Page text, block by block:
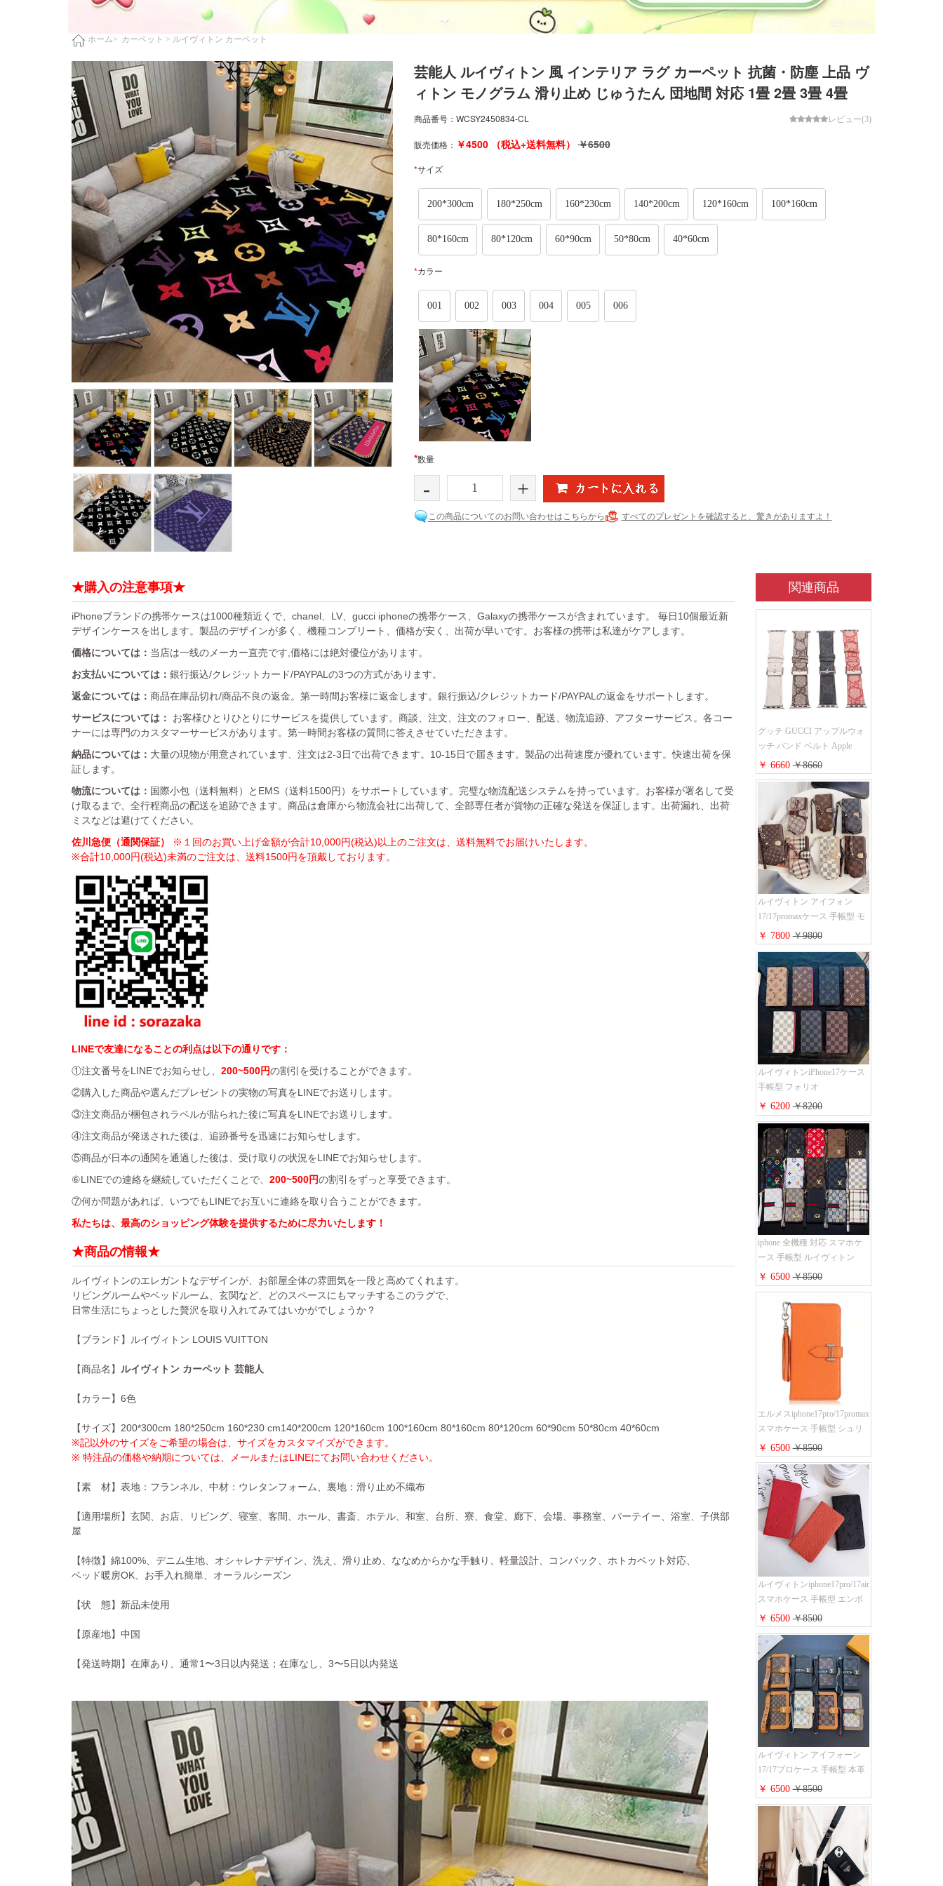
ホーム> カーペット > ルイヴィトン カーペット
芸能人 ルイヴィトン 風 インテリア ラグ カーペット 抗菌・防塵 上品 ヴ
ィトン モノグラム 滑り止め じゅうたん 団地間 対応 1畳 2畳 3畳 4畳
商品番号： WCSY2450834-CL レビュー(3)
販売価格： ￥4500（税込+送料無料）￥6500
*サイズ
200*300cm 180*250cm 160*230cm 140*200cm 120*160cm 100*160cm
80*160cm 80*120cm 60*90cm 50*80cm 40*60cm
*カラー
001 002 003 004 005 006
*数量
- +
この商品についてのお問い合わせはこちらから すべてのプレゼントを確認すると、驚きがありますよ！
★購入の注意事項★
iPhoneブランドの携帯ケースは1000種類近くで、chanel、LV、gucci iphoneの携帯ケース、Galaxyの携帯ケースが含まれています。 毎日10個最近新
デザインケースを出します。製品のデザインが多く、機種コンプリート、価格が安く、出荷が早いです。お客様の携帯は私達がケアします。
価格については： 当店は一线のメーカー直売です,価格には絶対優位があります。
お支払いについては： 銀行振込/クレジットカード/PAYPALの3つの方式があります。
返金については： 商品在庫品切れ/商品不良の返金。第一時間お客様に返金します。銀行振込/クレジットカード/PAYPALの返金をサポートします。
サービスについては：
お客様ひとりひとりにサービスを提供しています。商談、注文、注文のフォロー、配送、物流追跡、アフターサービス。各コー
ナーには専門のカスタマーサービスがあります。第一時間お客様の質問に答えさせていただきます。
納品については： 大量の現物が用意されています、注文は2-3日で出荷できます。10-15日で届きます。製品の出荷速度が優れています。快速出荷を保
証します。
物流については： 国際小包（送料無料）とEMS（送料1500円）をサポートしています。完璧な物流配送システムを持っています。お客様が署名して受
け取るまで、全行程商品の配送を追跡できます。商品は倉庫から物流会社に出荷して、全部専任者が貨物の正確な発送を保証します。出荷漏れ、出荷
ミスなどは避けてください。
佐川急便（通関保証）
※１回のお買い上げ金額が合計10,000円(税込)以上のご注文は、送料無料でお届けいたします。
※合計10,000円(税込)未満のご注文は、送料1500円を頂戴しております。
LINEで友達になることの利点は以下の通りです：
①注文番号をLINEでお知らせし、 200~500円の割引を受けることができます。
②購入した商品や選んだプレゼントの実物の写真をLINEでお送りします。
③注文商品が梱包されラベルが貼られた後に写真をLINEでお送りします。
④注文商品が発送された後は、追跡番号を迅速にお知らせします。
⑤商品が日本の通関を通過した後は、受け取りの状況をLINEでお知らせします。
⑥LINEでの連絡を継続していただくことで、 200~500円の割引をずっと享受できます。
⑦何か問題があれば、いつでもLINEでお互いに連絡を取り合うことができます。
私たちは、最高のショッピング体験を提供するために尽力いたします！
★商品の情報★
ルイヴィトンのエレガントなデザインが、お部屋全体の雰囲気を一段と高めてくれます。
リビングルームやベッドルーム、玄関など、どのスペースにもマッチするこのラグで、
日常生活にちょっとした贅沢を取り入れてみてはいかがでしょうか？
【ブランド】ルイヴィトン LOUIS VUITTON
【商品名】 ルイヴィトン カーペット 芸能人
【カラー】6色
【サイズ】200*300cm 180*250cm 160*230 cm140*200cm 120*160cm 100*160cm 80*160cm 80*120cm 60*90cm 50*80cm 40*60cm
※記以外のサイズをご希望の場合は、サイズをカスタマイズができます。
※ 特注品の価格や納期については、メールまたはLINEにてお問い合わせください。
【素 材】表地：フランネル、中材：ウレタンフォーム、裏地：滑り止め不織布
【適用場所】玄関、お店、リビング、寝室、客間、ホール、書斎、ホテル、和室、台所、寮、食堂、廊下、会場、事務室、パーテイー、浴室、子供部
屋
【特徴】綿100%、デニム生地、オシャレナデザイン、洗え、滑り止め、ななめからかな手触り、軽量設計、コンパック、ホトカペット対応、
ベッド暖房OK、お手入れ簡単、オーラルシーズン
【状 態】新品未使用
【原産地】中国
【発送時期】在庫あり、通常1〜3日以内発送；在庫なし、3〜5日以内発送
関連商品
グッチ GUCCI アップルウォ
ッチ バンド ベルト Apple
Watch ベルト交換 レザーベル
ト レザーバンド ウォッチバ
ンド 38mm 40mm 42mm 44mm
人気新作
￥ 6660￥8660
ルイヴィトン アイフォン
17/17promaxケース 手帳型 モ
ノグラム 定番柄 airpods 4/3/2
proケース 2点セット激安 グ
ッチiphone16pro/16/15ケース
手帳型 財布カード入り 多機
能 ハイ ブランド Galaxy
S25/S24/S23手帳カバー おす
すめ
￥ 7800￥9800
ルイヴィトンiPhone17ケース
手帳型 フォリオ
iPhone17pro/17promaxケース
ダミエ モノグラム レザー 磁
石内蔵 LV アイフォン
16/16plus手帳ケース 超薄 ビ
ジネス風 メンズ レディース
おしゃれ ブランド
iphone15/14/13手帳型スマホケ
ース お 揃い
￥ 6200￥8200
iphone 全機種 対応 スマホケ
ース 手帳型 ルイヴィトン
iPhone17pro/17air/17e手帳型ケ
ース 安心する 買う モノグラ
ム シュリンクレザーLV アイ
フォン16/16promaxスマホケー
ス 手帳 多機能 グッチ
iphone15pro/14/13携帯ケース
大人 レディース メンズ スト
ラップ付き
￥ 6500￥8500
エルメスiphone17pro/17promax
スマホケース 手帳型 シュリ
ンクレザー タッセル ストラ
ップ 付き Hermes
iphone16pro/16ケース 財布型
スタンド機能 携帯カバー ハ
イ ブランド アイフォーン
15/14/13ケース 手帳 レディー
ス 人気
￥ 6500￥8500
ルイヴィトンiphone17pro/17air
スマホケース 手帳型 エンボ
スレザー 本革 モノグラム LV
アイフォン 16pro/16promaxケ
ース 手帳 型 カード入れ 高级
ブランド iPhone 15/14/13 pro
ケース 手帳型 男女通用 大人
かわいい
￥ 6500￥8500
ルイヴィトン アイフォーン
17/17プロケース 手帳型 本革
レザー モノグラム Louis
Vuitton iphone16/16promaxスマ
ホケース 手帳型 カード収納
iphone15/14/13ケース ビジネ
ス風 GUCCI galaxy s26/s25/s24
ケース 手帳型 大人 可愛い
￥ 6500￥8500